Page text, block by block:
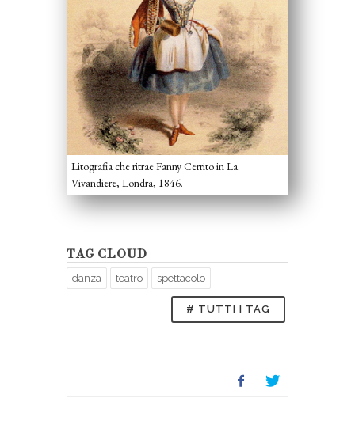
Litografia che ritrae Fanny Cerrito in La
Vivandiere, Londra, 1846.
TAG CLOUD
danza teatro spettacolo
# TUTTI I TAG